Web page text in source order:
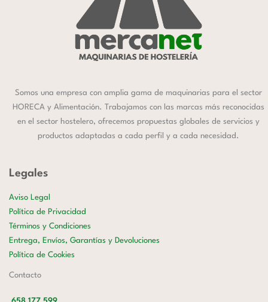
Somos una empresa con amplia gama de maquinarias para el sector
HORECA y Alimentación. Trabajamos con las marcas más reconocidas
en el sector hostelero, ofrecemos propuestas globales de servicios y
productos adaptadas a cada perfil y a cada necesidad.
Legales
Aviso Legal
Política de Privacidad
Términos y Condiciones
Entrega, Envíos, Garantías y Devoluciones
Política de Cookies
Contacto